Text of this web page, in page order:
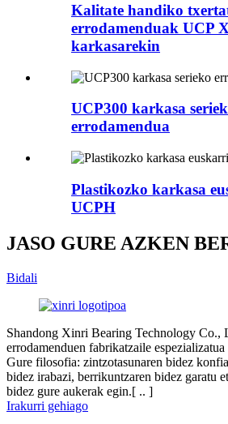
Kalitate handiko
errodamenduak UCP
karkasarekin
UCP300 karkasa
errodamendua
Plastikozko karkasa
UCPH
JASO GURE AZKEN
Bidali
Shandong Xinri Bearing Technology Co.,
errodamenduen fabrikatzaile
Gure filosofia: zintzotasunaren bidez
bidez irabazi, berrikuntzaren bidez garatu
bidez gure aukerak egin.[ .. ]
Irakurri gehiago